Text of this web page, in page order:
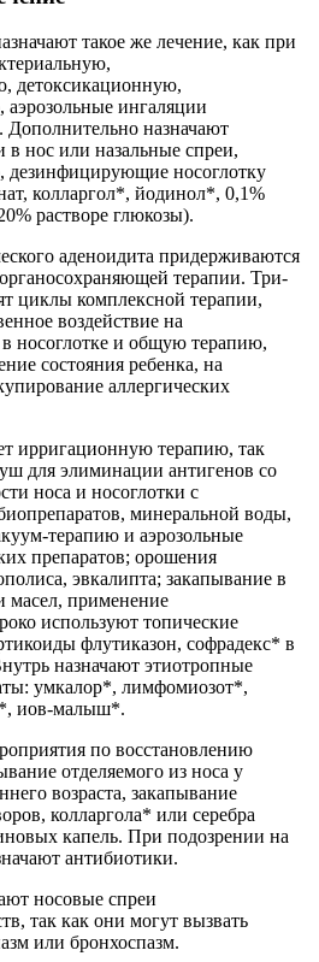
такое же лечение, как при
детоксикационную,
ингаляции
Дополнительно назначают
нос или назальные спреи,
носоглотку
колларгол*, йодинол*, 0,1%
растворе глюкозы).
аденоидита придерживаются
терапии. Три-
циклы комплексной терапии,
воздействие на
носоглотке и общую терапию,
состояния ребенка, на
аллергических
ирригационную терапию, так
для элиминации антигенов со
носа и носоглотки с
минеральной воды,
терапию и аэрозольные
препаратов; орошения
эвкалипта; закапывание в
масел, применение
используют топические
флутиказон, софрадекс* в
назначают этиотропные
умкалор*, лимфомиозот*,
иов-малыш*.
по восстановлению
отделяемого из носа у
возраста, закапывание
колларгола* или серебра
капель. При подозрении на
антибиотики.
носовые спреи
так как они могут вызвать
или бронхоспазм.